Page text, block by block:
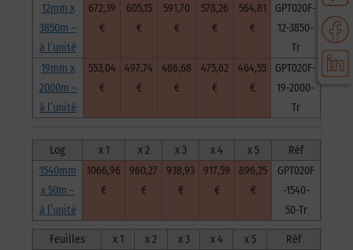
12mm x
3850m –
à l’unité
672,39
€
605,15
€
591,70
€
578,26
€
564,81
€
GPT020F-
12-3850-
Tr
19mm x
2000m –
à l’unité
553,04
€
497,74
€
486,68
€
475,62
€
464,55
€
GPT020F-
19-2000-
Tr
Log x 1 x 2 x 3 x 4 x 5
Réf
1540mm
x 50m –
à l’unité
1066,96
€
960,27
€
938,93
€
917,59
€
896,25
€
GPT020F
-1540-
50-Tr
Feuilles x 1 x 2 x 3 x 4 x 5 Réf